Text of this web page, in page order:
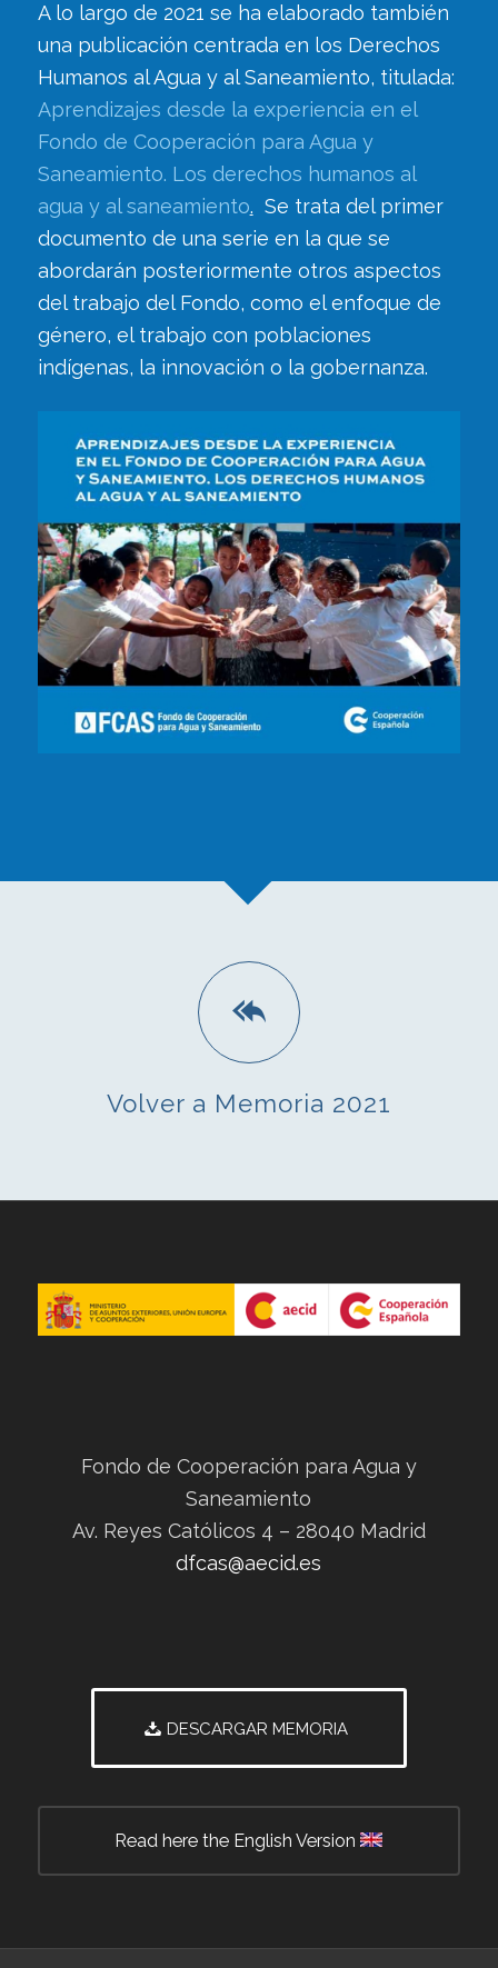
A lo largo de 2021 se ha elaborado también
una publicación centrada en los Derechos
Humanos al Agua y al Saneamiento, titulada:
Aprendizajes desde la experiencia en el
Fondo de Cooperación para Agua y
Saneamiento. Los derechos humanos al
agua y al saneamiento. Se trata del primer
documento de una serie en la que se
abordarán posteriormente otros aspectos
del trabajo del Fondo, como el enfoque de
género, el trabajo con poblaciones
indígenas, la innovación o la gobernanza.
Volver a Memoria 2021
Fondo de Cooperación para Agua y
Saneamiento
Av. Reyes Católicos 4 – 28040 Madrid
dfcas@aecid.es
DESCARGAR MEMORIA
Read here the English Version